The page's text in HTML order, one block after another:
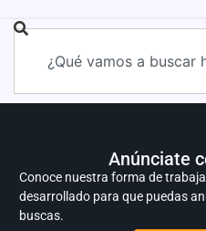
Anúnciate
Conoce nuestra forma de
desarrollado para que puedas
buscas.